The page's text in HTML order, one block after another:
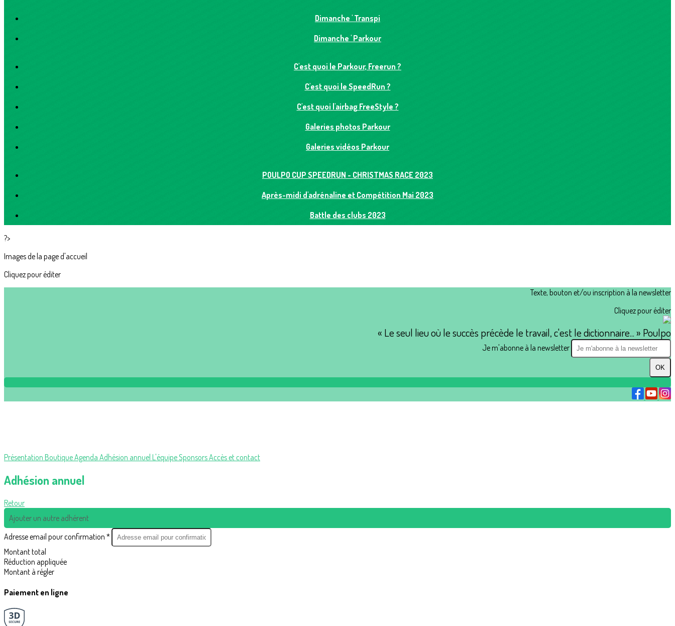
Dimanche ' Transpi
Dimanche ' Parkour
C'est quoi le Parkour, Freerun ?
C'est quoi le SpeedRun ?
C'est quoi l'airbag FreeStyle ?
Galeries photos Parkour
Galeries vidéos Parkour
POULPO CUP SPEEDRUN - CHRISTMAS RACE 2023
Après-midi d'adrénaline et Compétition Mai 2023
Battle des clubs 2023
?>
Images de la page d'accueil
Cliquez pour éditer
Texte, bouton et/ou inscription à la newsletter
Cliquez pour éditer
« Le seul lieu où le succès précède le travail, c'est le dictionnaire... » Poulpo
Je m'abonne à la newsletter
OK
Présentation BoutiqueAgenda Adhésion annuel L'équipeSponsorsAccès et contact
Adhésion annuel
Retour
Ajouter un autre adhérent
Adresse email pour confirmation *
Montant total
Réduction appliquée
Montant à régler
Paiement en ligne